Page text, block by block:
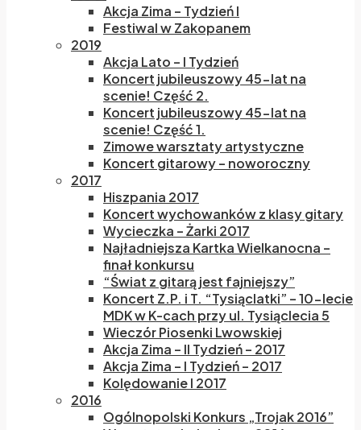
Akcja Zima – Tydzień I
Festiwal w Zakopanem
2019
Akcja Lato – I Tydzień
Koncert jubileuszowy 45-lat na
scenie! Część 2.
Koncert jubileuszowy 45-lat na
scenie! Część 1.
Zimowe warsztaty artystyczne
Koncert gitarowy – noworoczny
2017
Hiszpania 2017
Koncert wychowanków z klasy gitary
Wycieczka – Żarki 2017
Najładniejsza Kartka Wielkanocna –
finał konkursu
“Świat z gitarą jest fajniejszy”
Koncert Z.P. i T. “Tysiąclatki” – 10-lecie
MDK w K-cach przy ul. Tysiąclecia 5
Wieczór Piosenki Lwowskiej
Akcja Zima – II Tydzień – 2017
Akcja Zima – I Tydzień – 2017
Kolędowanie I 2017
2016
Ogólnopolski Konkurs „Trojak 2016”